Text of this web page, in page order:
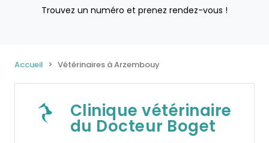
Trouvez un numéro et prenez rendez-vous !
Accueil Vétérinaires à Arzembouy
Clinique vétérinaire
du Docteur Boget